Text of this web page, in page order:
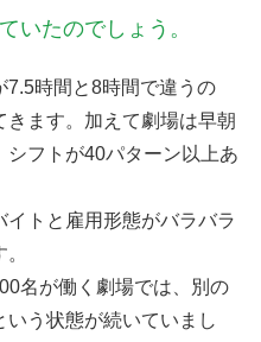
いたのでしょう。
7.5時間と8時間で違うの
ます。加えて劇場は早朝
フトが40パターン以上あ
トと雇用形態がバラバラ
名が働く劇場では、別の
う状態が続いていまし